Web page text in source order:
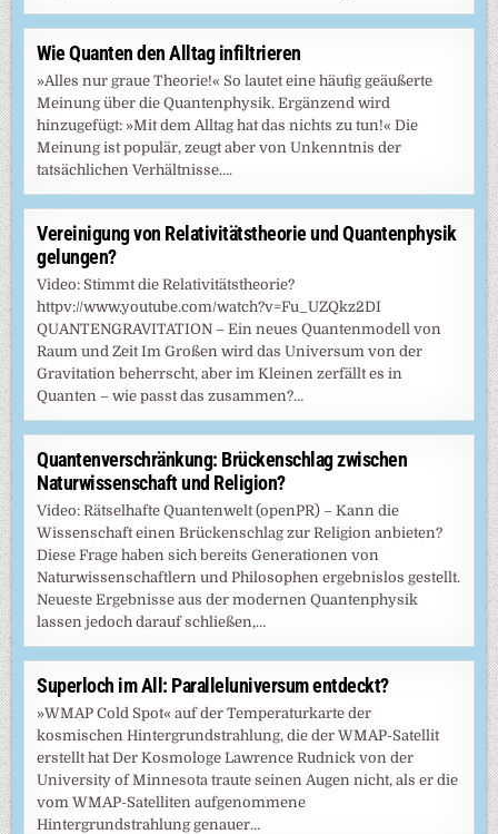
Wie Quanten den Alltag infiltrieren
»Alles nur graue Theorie!« So lautet eine häufig geäußerte
Meinung über die Quantenphysik. Ergänzend wird
hinzugefügt: »Mit dem Alltag hat das nichts zu tun!« Die
Meinung ist populär, zeugt aber von Unkenntnis der
tatsächlichen Verhältnisse….
Vereinigung von Relativitätstheorie und Quantenphysik
gelungen?
Video: Stimmt die Relativitätstheorie?
httpv://www.youtube.com/watch?v=Fu_UZQkz2DI
QUANTENGRAVITATION – Ein neues Quantenmodell von
Raum und Zeit Im Großen wird das Universum von der
Gravitation beherrscht, aber im Kleinen zerfällt es in
Quanten – wie passt das zusammen?…
Quantenverschränkung: Brückenschlag zwischen
Naturwissenschaft und Religion?
Video: Rätselhafte Quantenwelt (openPR) – Kann die
Wissenschaft einen Brückenschlag zur Religion anbieten?
Diese Frage haben sich bereits Generationen von
Naturwissenschaftlern und Philosophen ergebnislos gestellt.
Neueste Ergebnisse aus der modernen Quantenphysik
lassen jedoch darauf schließen,…
Superloch im All: Paralleluniversum entdeckt?
»WMAP Cold Spot« auf der Temperaturkarte der
kosmischen Hintergrundstrahlung, die der WMAP-Satellit
erstellt hat Der Kosmologe Lawrence Rudnick von der
University of Minnesota traute seinen Augen nicht, als er die
vom WMAP-Satelliten aufgenommene
Hintergrundstrahlung genauer…